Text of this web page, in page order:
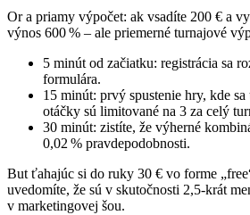
Or a priamy výpočet: ak vsadíte 200 € a
výnos 600 % – ale priemerné turnajové
5 minút od začiatku: registrácia sa
formulára.
15 minút: prvý spustenie hry, kde sa
otáčky sú limitované na 3 za celý
30 minút: zistíte, že výherné
0,02 % pravdepodobnosti.
But ťahajúc si do ruky 30 € vo forme
uvedomíte, že sú v skutočnosti 2,5‑krát
v marketingovej šou.